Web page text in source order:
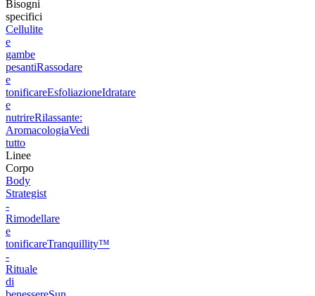
Bisogni
specifici
Cellulite
e
gambe
pesantiRassodare
e
tonificareEsfoliazioneIdratare
e
nutrireRilassante:
AromacologiaVedi
tutto
Linee
Corpo
Body
Strategist
-
Rimodellare
e
tonificareTranquillity™
-
Rituale
di